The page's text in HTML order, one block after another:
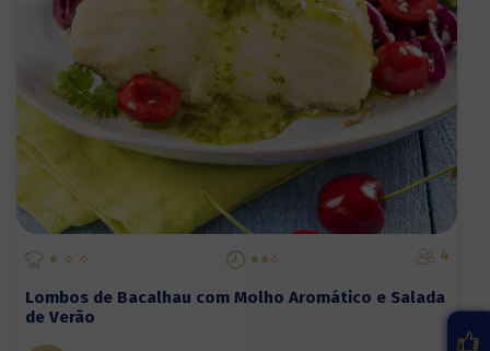
4
Lombos de Bacalhau com Molho Aromático e Salada
de Verão